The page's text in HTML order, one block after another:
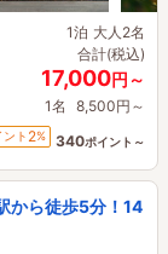
1泊 大人2名
合計(税込)
17,000円～
1名 8,500円～
ント 2% 340ポイント～
から徒歩5分！14